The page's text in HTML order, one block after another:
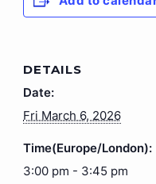
DETAILS
Date:
Fri March 6, 2026
Time(Europe/London):
3:00 pm - 3:45 pm